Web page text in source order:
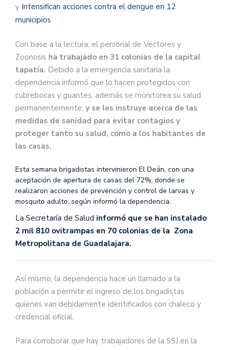
y Intensifican acciones contra el dengue en 12
municipios
Con base a la lectura, el personal de Vectores y
Zoonosis ha trabajado en 31 colonias de la capital
tapatía. Debido a la emergencia sanitaria la
dependencia informó que lo hacen protegidos con
cubrebocas y guantes, además se monitorea su salud
permanentemente, y se les instruye acerca de las
medidas de sanidad para evitar contagios y
proteger tanto su salud, como a los habitantes de
las casas.
Esta semana brigadistas intervinieron El Deán, con una
aceptación de apertura de casas del 72%, donde se
realizaron acciones de prevención y control de larvas y
mosquito adulto, según informó la dependencia.
La Secretaría de Salud informó que se han instalado
2 mil 810 ovitrampas en 70 colonias de la Zona
Metropolitana de Guadalajara.
Así mismo, la dependencia hace un llamado a la
población a permitir el ingreso de los brigadistas
quienes van debidamente identificados con chaleco y
credencial oficial.
Para corroborar que hay trabajadores de la SSJ en la